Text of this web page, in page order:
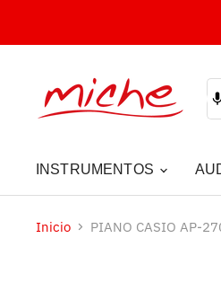
INSTRUMENTOS
Inicio PIANO CASIO AP-